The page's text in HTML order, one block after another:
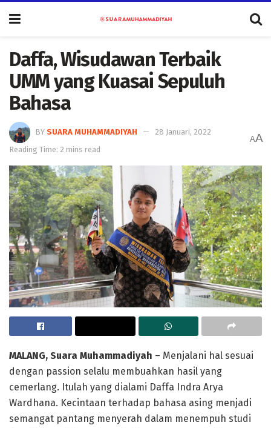
Daffa, Wisudawan Terbaik
UMM yang Kuasai Sepuluh
Bahasa
BY SUARA MUHAMMADIYAH
28 Januari, 2022
Reading Time: 2 mins read
AA
MALANG, Suara Muhammadiyah – Menjalani hal sesuai
dengan passion selalu membuahkan hasil yang
cemerlang. Itulah yang dialami Daffa Indra Arya
Wardhana. Kecintaan terhadap bahasa asing menjadi
semangat pantang menyerah dalam menempuh studi